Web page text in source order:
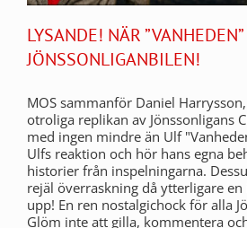
LYSANDE! NÄR
JÖNSSONLIGANBILEN!
MOS sammanför Daniel
otroliga replikan av Jönssonligans
med ingen mindre än Ulf
Ulfs reaktion och hör hans egna
historier från inspelningarna.
rejäl överraskning då ytterligare
upp! En ren nostalgichock för alla
Glöm inte att gilla, kommentera